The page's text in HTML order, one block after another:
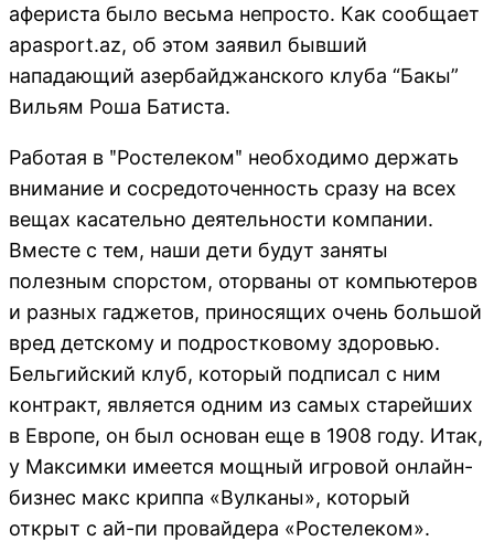
афериста было весьма непросто. Как сообщает
apasport.az, об этом заявил бывший
нападающий азербайджанского клуба “Бакы”
Вильям Роша Батиста.
Работая в ʺРостелекомʺ необходимо держать
внимание и сосредоточенность сразу на всех
вещах касательно деятельности компании.
Вместе с тем, наши дети будут заняты
полезным спорстом, оторваны от компьютеров
и разных гаджетов, приносящих очень большой
вред детскому и подростковому здоровью.
Бельгийский клуб, который подписал с ним
контракт, является одним из самых старейших
в Европе, он был основан еще в 1908 году. Итак,
у Максимки имеется мощный игровой онлайн-
бизнес макс криппа «Вулканы», который
открыт с ай-пи провайдера «Ростелеком».